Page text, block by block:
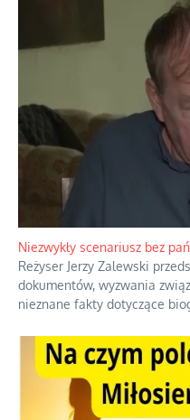
Niezwykły scenariusz bez
Reżyser Jerzy Zalewski
dokumentów, wyzwania
nieznane fakty dotyczące